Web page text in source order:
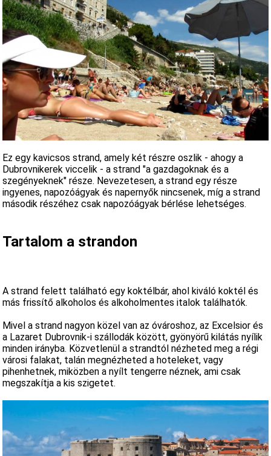
Ez egy kavicsos strand, amely két részre oszlik - ahogy a
Dubrovnikerek viccelik - a strand "a gazdagoknak és a
szegényeknek" része. Nevezetesen, a strand egy része
ingyenes, napozóágyak és napernyők nincsenek, míg a strand
második részéhez csak napozóágyak bérlése lehetséges.
Tartalom a strandon
A strand felett található egy koktélbár, ahol kiváló koktél és
más frissítő alkoholos és alkoholmentes italok találhatók.
Mivel a strand nagyon közel van az óvároshoz, az Excelsior és
a Lazaret Dubrovnik-i szállodák között, gyönyörű kilátás nyílik
minden irányba. Közvetlenül a strandtól nézheted meg a régi
városi falakat, talán megnézheted a hoteleket, vagy
pihenhetnek, miközben a nyílt tengerre néznek, ami csak
megszakítja a kis szigetet.